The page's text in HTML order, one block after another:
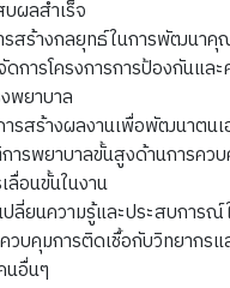
ผลสำเร็จ
รสร้างกลยุทธ์ในการพัฒนา
การโครงการการป้องกันแล
พยาบาล
ารสร้างผลงานเพื่อพัฒนาตนเ
ารพยาบาลขั้นสูงด้านการคว
ลื่อนขั้นในงาน
ปลี่ยนความรู้และประสบการณ์
วบคุมการติดเชื้อกับวิทยากรแ
นอื่นๆ